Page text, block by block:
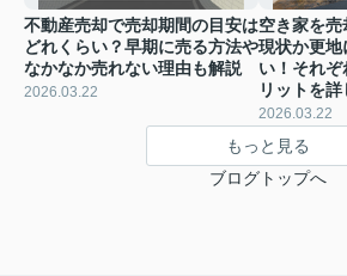
不動産売却で売却期間の目安は
どれくらい？早期に売る方法や
なかなか売れない理由も解説
2026.03.22
空き家を
現状か更地
い！それぞ
リットを
2026.03.22
もっと見る
ブログトップへ